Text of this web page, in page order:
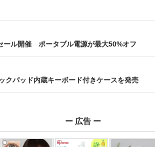
ール開催 ポータブル電源が最大50%オフ
クパッド内蔵キーボード付きケースを発売
ー 広告 ー